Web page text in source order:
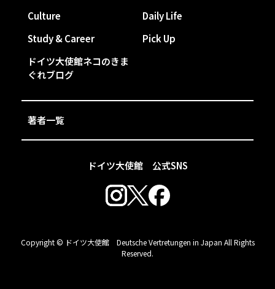
ドイツ大使館 公式SNS
Culture
Daily Life
Study & Career
Pick Up
ドイツ大使館ネコのきま
ぐれブログ
著者一覧
Copyright © ドイツ大使館 Deutsche Vertretungen in Japan All Rights
Reserved.